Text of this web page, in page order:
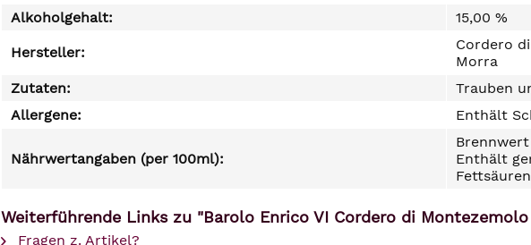
Alkoholgehalt:
15,00 %
Hersteller:
Cordero
Morra
Zutaten:
Trauben
Allergene:
Enthält
Nährwertangaben (per 100ml):
Brennwert
Enthält
Weiterführende Links zu "Barolo Enrico VI Cordero di Montezemolo
Fragen z. Artikel?